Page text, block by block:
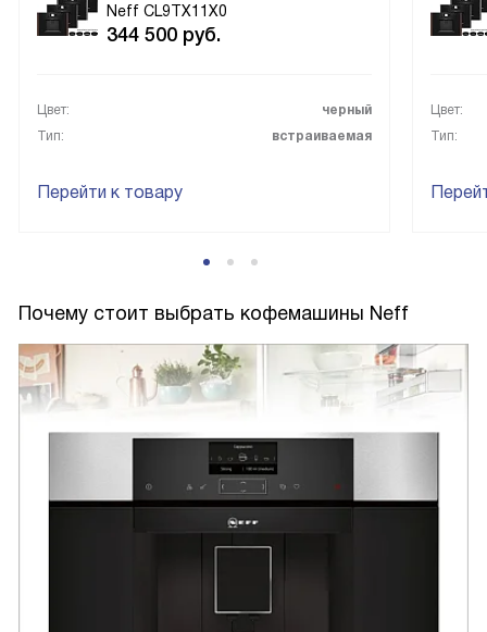
Neff CL9TX11X0
344 500 руб.
Цвет:
черный
Тип:
встраиваемая
Перейти к товару
Цвет:
Тип:
Почему стоит выбрать кофемашины Neff